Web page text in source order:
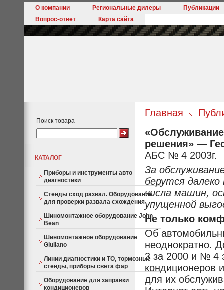
О компании Региональные дилеры
Публикации
Вопрос-ответ
Карта сайта
Поиск товара
КАТАЛОГ
Приборы и инструменты авто
диагностики
Стенды сход развал. Оборудование
для проверки развала схождения
Шиномонтажное оборудование John
Bean
Шиномонтажное оборудование
Giuliano
Линии диагностики и ТО, тормозные
стенды, приборы света фар
Оборудование для заправки
кондиционеров
Главная
решения» —
АБС № 4 2003г.
За
берутся
числа машин,
упущенной
Не только
Об
неоднократно.
3 за 2000 и № 4
кондиционеров
для их